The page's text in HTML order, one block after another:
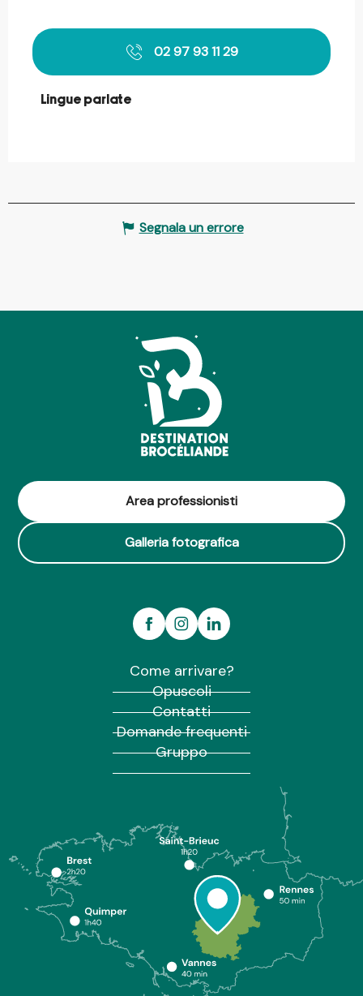
02 97 93 11 29
Lingue parlate
Lingue parlate
Segnala un errore
Area professionisti
Galleria fotografica
Come arrivare?
Opuscoli
Contatti
Domande frequenti
Gruppo